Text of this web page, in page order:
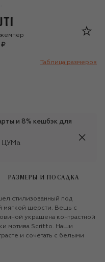
₽
Таблица размеров
и 8% кешбэк для
ЦУМа
РАЗМЕРЫ И ПОСАДКА
стилизованный под
мягкой шерсти. Вещь с
украшена контрастной
мотива Scritto. Наши
и сочетать с белыми